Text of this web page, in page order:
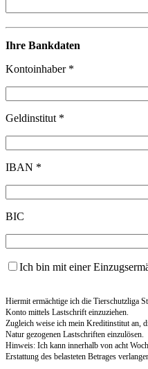
Ihre Bankdaten
Kontoinhaber *
Geldinstitut *
IBAN *
BIC
Ich bin mit einer
Hiermit ermächtige ich die Tierschutzliga
Konto mittels Lastschrift einzuziehen.
Zugleich weise ich mein Kreditinstitut an,
Natur gezogenen Lastschriften einzulösen.
Hinweis: Ich kann innerhalb von acht
Erstattung des belasteten Betrages